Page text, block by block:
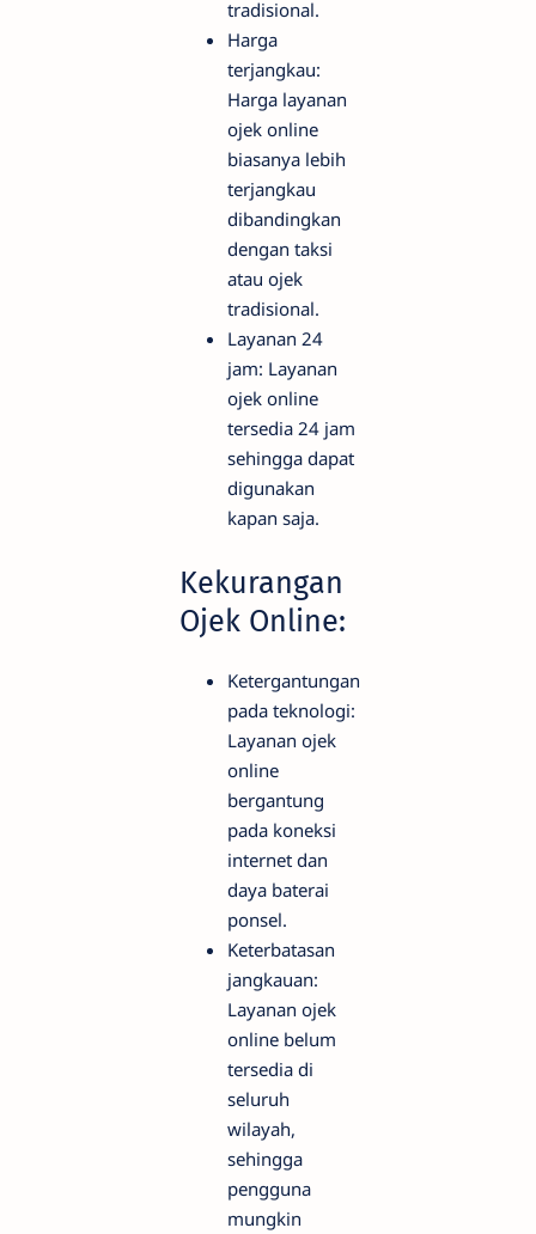
tradisional.
Harga
terjangkau:
Harga layanan
ojek online
biasanya lebih
terjangkau
dibandingkan
dengan taksi
atau ojek
tradisional.
Layanan 24
jam: Layanan
ojek online
tersedia 24 jam
sehingga dapat
digunakan
kapan saja.
Kekurangan
Ojek Online:
Ketergantungan
pada teknologi:
Layanan ojek
online
bergantung
pada koneksi
internet dan
daya baterai
ponsel.
Keterbatasan
jangkauan:
Layanan ojek
online belum
tersedia di
seluruh
wilayah,
sehingga
pengguna
mungkin